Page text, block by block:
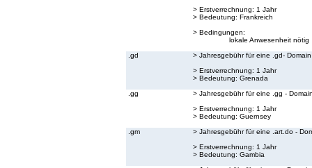
> Erstverrechnung: 1 Jahr
> Bedeutung: Frankreich
> Bedingungen:
lokale Anwesenheit nötig
.gd
> Jahresgebühr für eine .gd- Domain
> Erstverrechnung: 1 Jahr
> Bedeutung: Grenada
.gg
> Jahresgebühr für eine .gg -
> Erstverrechnung: 1 Jahr
> Bedeutung: Guernsey
.gm
> Jahresgebühr für eine .art.do -
> Erstverrechnung: 1 Jahr
> Bedeutung: Gambia